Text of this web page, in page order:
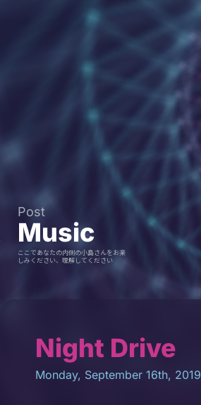
Post
Music
ここであなたの内側の小島さんをお楽
しみください、理解してください
Night Drive
Monday, September 16th, 2019